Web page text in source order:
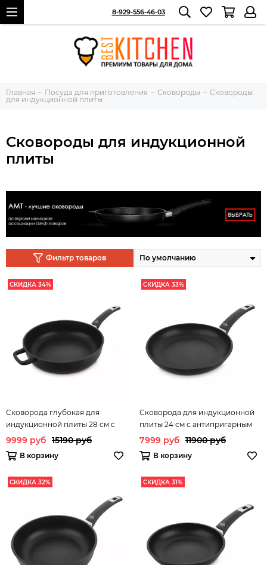
8-929-556-46-03
Главная Посуда для приготовления Сковороды
Сковороды
для индукционной плиты
Сковороды для индукционной
плиты
Фильтр товаров
СКИДКА 34%
Сковорода глубокая для
индукционной плиты 28 см с
антипригарным покрытием
411.28
9999 руб 15190 руб
В корзину
СКИДКА 33%
Сковорода для индукционной
плиты 24 см с антипригарным
покрытием Diamant Plus
7999 руб 11900 руб
В корзину
СКИДКА 32% СКИДКА 31%